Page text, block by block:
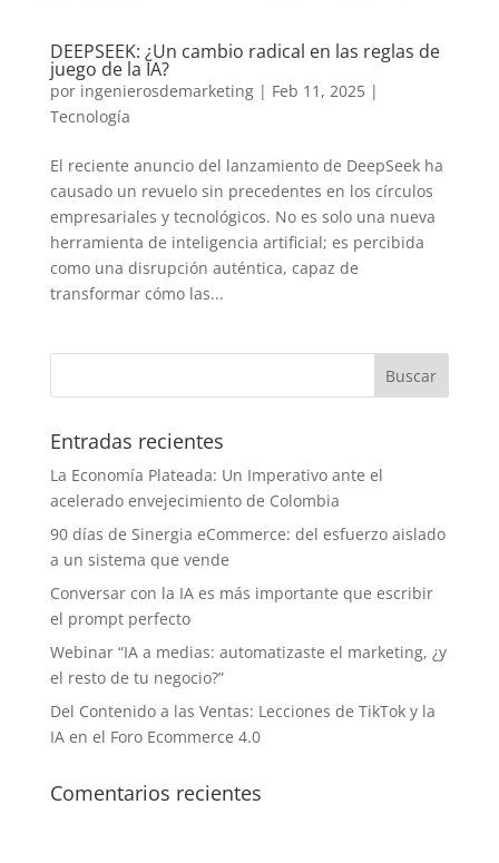
DEEPSEEK: ¿Un cambio radical en las reglas de
juego de la IA?
por ingenierosdemarketing| Feb 11, 2025|
Tecnología
El reciente anuncio del lanzamiento de DeepSeek ha
causado un revuelo sin precedentes en los círculos
empresariales y tecnológicos. No es solo una nueva
herramienta de inteligencia artificial; es percibida
como una disrupción auténtica, capaz de
transformar cómo las...
Entradas recientes
La Economía Plateada: Un Imperativo ante el
acelerado envejecimiento de Colombia
90 días de Sinergia eCommerce: del esfuerzo aislado
a un sistema que vende
Conversar con la IA es más importante que escribir
el prompt perfecto
Webinar “IA a medias: automatizaste el marketing, ¿y
el resto de tu negocio?”
Del Contenido a las Ventas: Lecciones de TikTok y la
IA en el Foro Ecommerce 4.0
Comentarios recientes